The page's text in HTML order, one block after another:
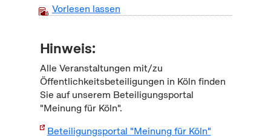
Vorlesen lassen
Hinweis:
Alle Veranstaltungen mit/zu
Öffentlichkeitsbeteiligungen in Köln finden
Sie auf unserem Beteiligungsportal
"Meinung für Köln".
Beteiligungsportal "Meinung für Köln"